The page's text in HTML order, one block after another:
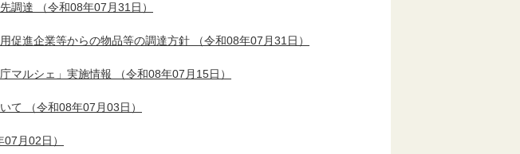
調達 （令和08年07月31日）
促進企業等からの物品等の調達方針 （令和08年07月31日）
マルシェ」実施情報 （令和08年07月15日）
て （令和08年07月03日）
07月02日）